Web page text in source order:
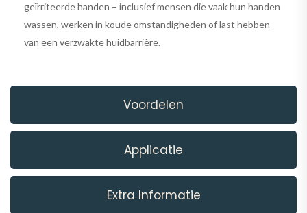
Voordelen
Applicatie
Extra Informatie
geïrriteerde handen – inclusief mensen die vaak hun handen
wassen, werken in koude omstandigheden of last hebben
van een verzwakte huidbarrière.